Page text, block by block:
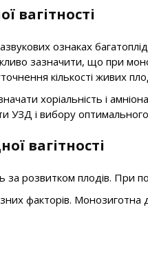
вагітності
ознаках
зазначити, що при
кількості живих
хоріальність і
УЗД і вибору
вагітності
за розвитком плодів.
факторів.